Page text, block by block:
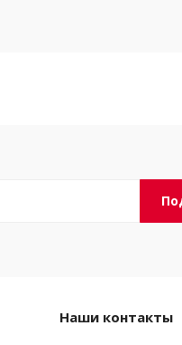
Наши контакты